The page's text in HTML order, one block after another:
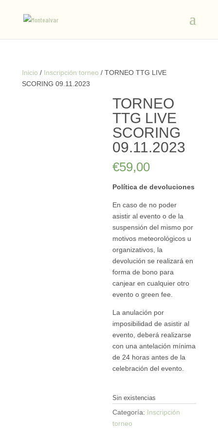
Inicio / Inscripción torneo / TORNEO TTG LIVE
SCORING 09.11.2023
TORNEO
TTG LIVE
SCORING
09.11.2023
€59,00
Política de devoluciones
En caso de no poder
asistir al evento o de la
suspensión del mismo por
motivos meteorológicos u
organizativos, la
devolución se realizará en
forma de bono para
canjear en cualquier otro
evento o green fee.
La anulación por
imposibilidad de asistir al
evento, deberá realizarse
con una antelación mínima
de 24 horas antes de la
celebración del evento.
Sin existencias
Categoría: Inscripción
torneo